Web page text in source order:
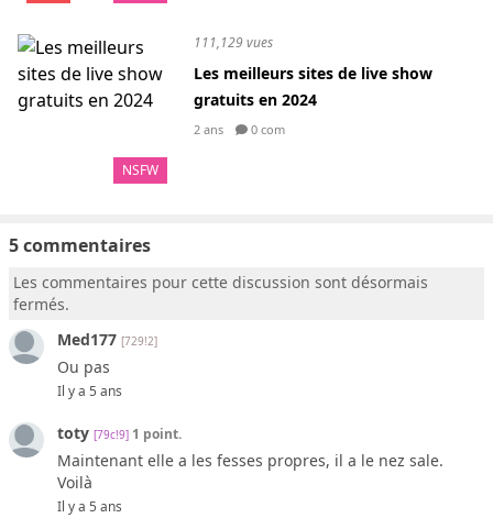
NSFW
111,129 vues
Les meilleurs sites de live show
gratuits en 2024
2 ans 0 com
5 commentaires
Les commentaires pour cette discussion sont désormais
fermés.
Med177 [729!2]
Ou pas
Il y a 5 ans
toty [79c!9] 1 point.
Maintenant elle a les fesses propres, il a le nez sale.
Voilà
Il y a 5 ans